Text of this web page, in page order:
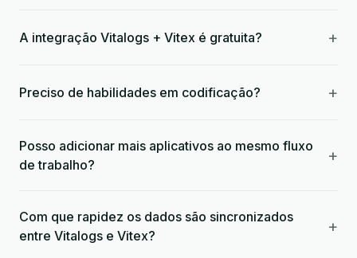
A integração Vitalogs + Vitex é gratuita? +
Preciso de habilidades em codificação? +
Posso adicionar mais aplicativos ao mesmo fluxo
de trabalho?
+
Com que rapidez os dados são sincronizados
entre Vitalogs e Vitex?
+